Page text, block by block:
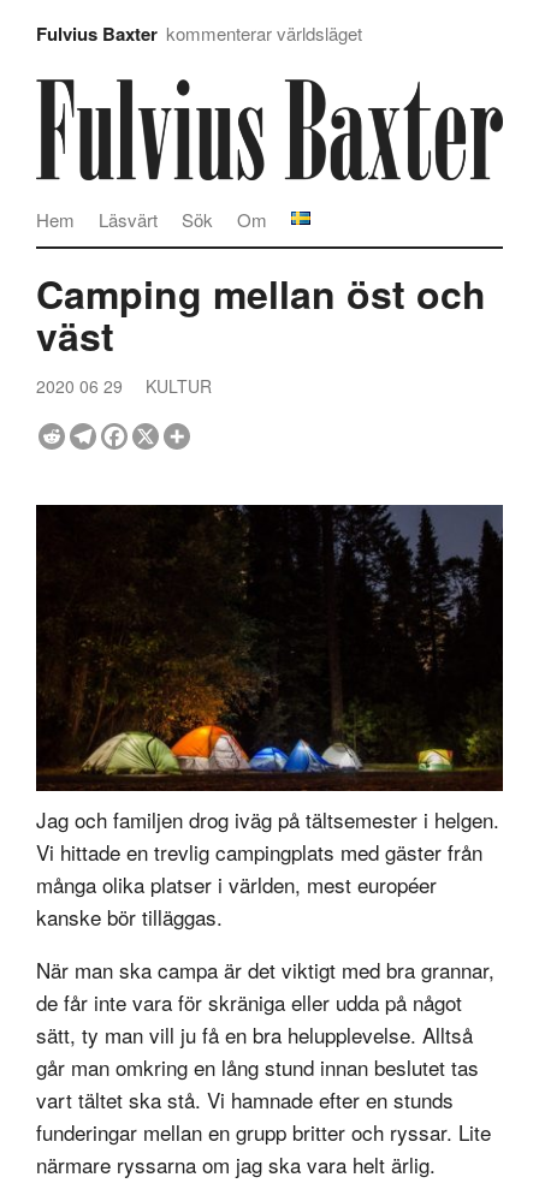
Fulvius Baxter kommenterar världsläget
Om
Sök
Läsvärt
Hem
Camping mellan öst och
väst
2020 06 29 KULTUR
Jag och familjen drog iväg på tältsemester i helgen.
Vi hittade en trevlig campingplats med gäster från
många olika platser i världen, mest européer
kanske bör tilläggas.
När man ska campa är det viktigt med bra grannar,
de får inte vara för skräniga eller udda på något
sätt, ty man vill ju få en bra helupplevelse. Alltså
går man omkring en lång stund innan beslutet tas
vart tältet ska stå. Vi hamnade efter en stunds
funderingar mellan en grupp britter och ryssar. Lite
närmare ryssarna om jag ska vara helt ärlig.